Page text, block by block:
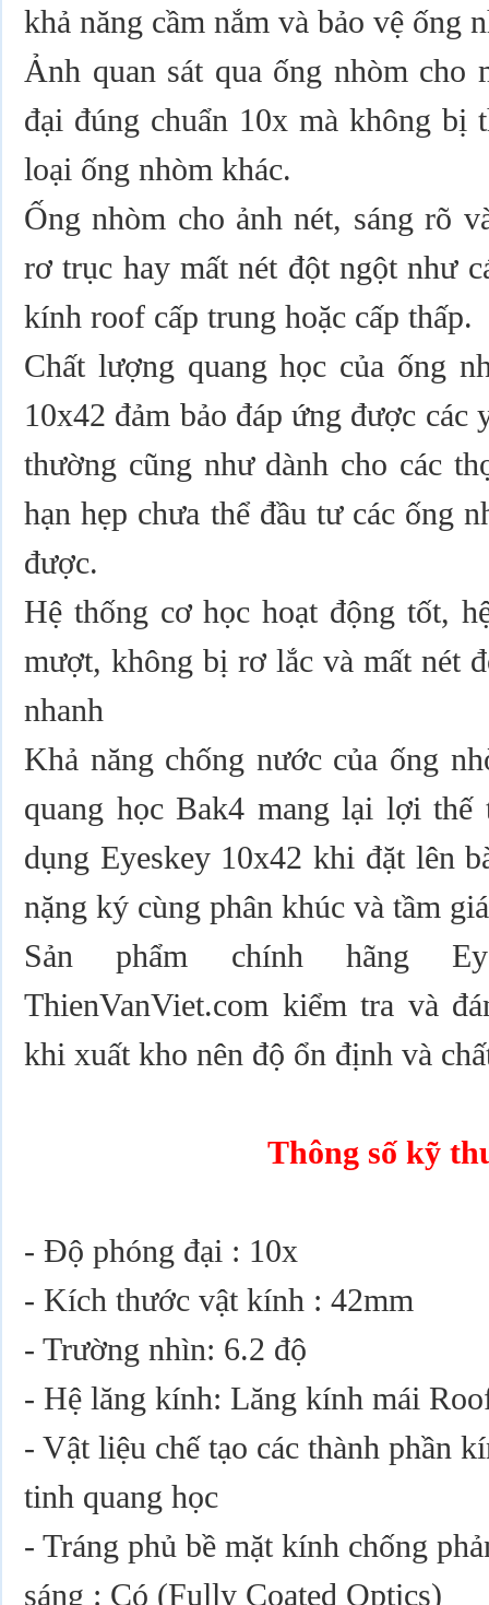
khả năng cầm nắm và bảo vệ ống
Ảnh quan sát qua ống nhòm cho
đại đúng chuẩn 10x mà không bị
loại ống nhòm khác.
Ống nhòm cho ảnh nét, sáng rõ
rơ trục hay mất nét đột ngột như
kính roof cấp trung hoặc cấp thấp.
Chất lượng quang học của ống
10x42 đảm bảo đáp ứng được các
thường cũng như dành cho các
hạn hẹp chưa thể đầu tư các ống
được.
Hệ thống cơ học hoạt động tốt,
mượt, không bị rơ lắc và mất nét
nhanh
Khả năng chống nước của ống
quang học Bak4 mang lại lợi thế
dụng Eyeskey 10x42 khi đặt lên
nặng ký cùng phân khúc và tầm
Sản phẩm chính hãng
ThienVanViet.com kiểm tra và
khi xuất kho nên độ ổn định và
Thông số kỹ
- Độ phóng đại : 10x
- Kích thước vật kính : 42mm
- Trường nhìn: 6.2 độ
- Hệ lăng kính: Lăng kính mái
- Vật liệu chế tạo các thành phần
tinh quang học
- Tráng phủ bề mặt kính chống
sáng : Có (Fully Coated Optics)